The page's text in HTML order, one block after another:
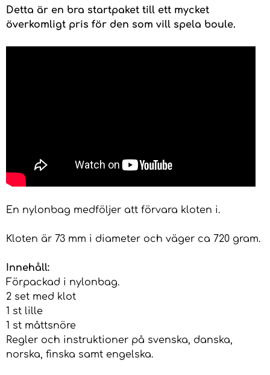
Detta är en bra startpaket till ett mycket
överkomligt pris för den som vill spela boule.
En nylonbag medföljer att förvara kloten i.
Kloten är 73 mm i diameter och väger ca 720 gram.
Innehåll:
Förpackad i nylonbag.
2 set med klot
1 st lille
1 st måttsnöre
Regler och instruktioner på svenska, danska,
norska, finska samt engelska.